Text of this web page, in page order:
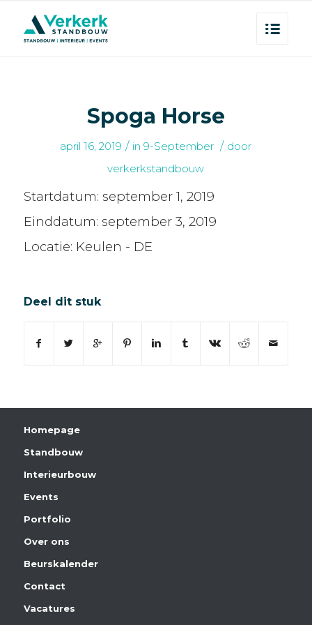
Spoga Horse
april 16, 2019 / in9-September / door
verkerkstandbouw
Startdatum: september 1, 2019
Einddatum: september 3, 2019
Locatie: Keulen - DE
Deel dit stuk
Homepage
Standbouw
Interieurbouw
Events
Portfolio
Over ons
Beurskalender
Contact
Vacatures